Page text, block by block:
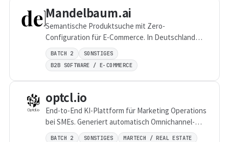
Datenschutz, Compliance, dem EU AI Act sowie zur
organisatorischen Verankerung von KI-
Kompetenzen. Ziel ist es, Mitarbeitende zu
befähigen, KI sicher, effizient und kreativ
einzusetzen. ROOVER verbindet strategische
Beratung mit praktischer Umsetzungserfahrung
und einem klaren Fokus auf Befähigung. So
entstehen KI-Lösungen, die nicht nur
technologisch überzeugen, sondern auch von
Menschen verstanden, akzeptiert und nachhaltig
Mandelbaum.ai
Semantische Produktsuche mit Zero-
Configuration für E-Commerce. In Deutschland
gehostetes KI-Modell und MCP-Server – fit für
Agentic Commerce.
BATCH 2
SONSTIGES
B2B SOFTWARE / E-COMMERCE
optcl.io
End-to-End KI-Plattform für Marketing Operations
bei SMEs. Generiert automatisch Omnichannel-
Kampagnen – 10x schneller, 50% besserer ROI.
BATCH 2 SONSTIGES MARTECH / REAL ESTATE